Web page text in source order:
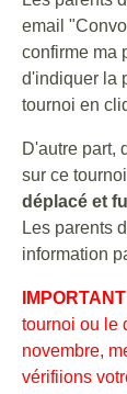
email
confirme ma
d'indiquer la
tournoi en
D'autre part,
sur ce
déplacé et
Les parents
information
tournoi ou le
novembre,
vérifiions